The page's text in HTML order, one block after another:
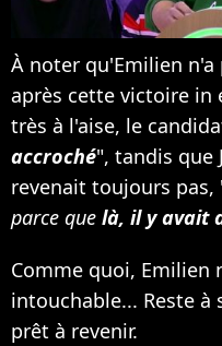
À noter qu'Emilien n'a
après cette victoire
très à l'aise, le
accroché", tandis que
revenait toujours pas,
parce que là, il y avait
Comme quoi, Emilien
intouchable... Reste à
prêt à revenir.